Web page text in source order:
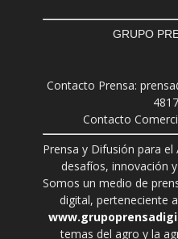
GRUPO
Contacto Prensa:
Contacto
Prensa y Difusión para
desafíos, innovación
Somos un medio de
digital, perteneciente a
temas del agro y la